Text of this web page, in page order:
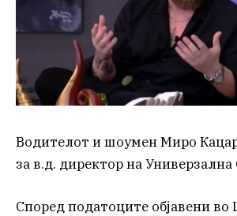
Водителот и шоумен Миро
за в.д. директор на Универзална
Според податоците објавени